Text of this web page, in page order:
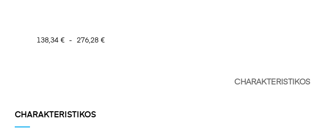
Kaina
138,34 € - 276,28 €
CHARAKTERISTIKOS
CHARAKTERISTIKOS